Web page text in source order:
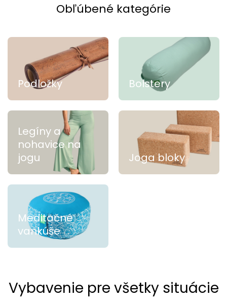
Obľúbené kategórie
Podložky Bolstery
Legíny a
nohavice na
jogu
Joga bloky
Meditačné
vankúše
Vybavenie pre všetky situácie